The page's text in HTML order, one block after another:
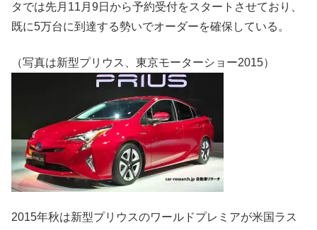
タでは先月11月9日から予約受付をスタートさせており、
既に5万台に到達する勢いでオーダーを確保している。
（写真は新型プリウス、東京モーターショー2015）
2015年秋は新型プリウスのワールドプレミアが米国ラス